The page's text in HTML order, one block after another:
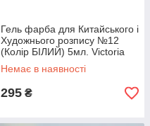
Гель фарба для Китайського і
Художнього розпису №12
(Колір БІЛИЙ) 5мл. Victoria
Avdeeva
Немає в наявності
295 ₴